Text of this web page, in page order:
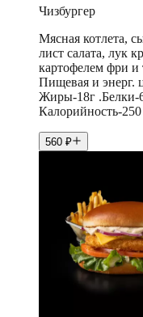
Чизбургер
Мясная котлета,
лист салата, лук
картофелем фри и
Пищевая и энерг.
Жиры-18г .Белки-
Калорийность-
560 ₽